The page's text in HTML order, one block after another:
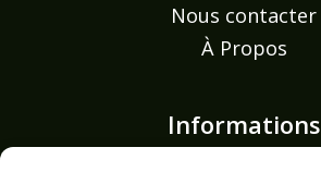
Nous contacter
À Propos
Informations